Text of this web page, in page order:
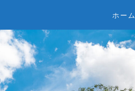
ホーム